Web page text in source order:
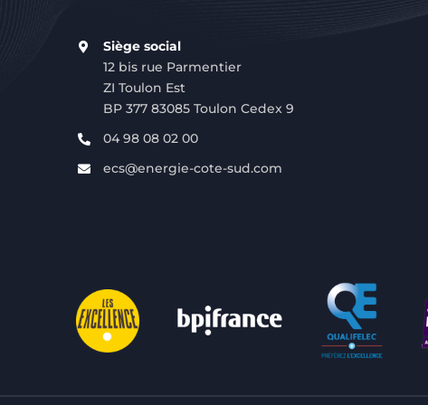
Siège social
12 bis rue Parmentier
ZI Toulon Est
BP 377 83085 Toulon Cedex 9
04 98 08 02 00
ecs@energie-cote-sud.com